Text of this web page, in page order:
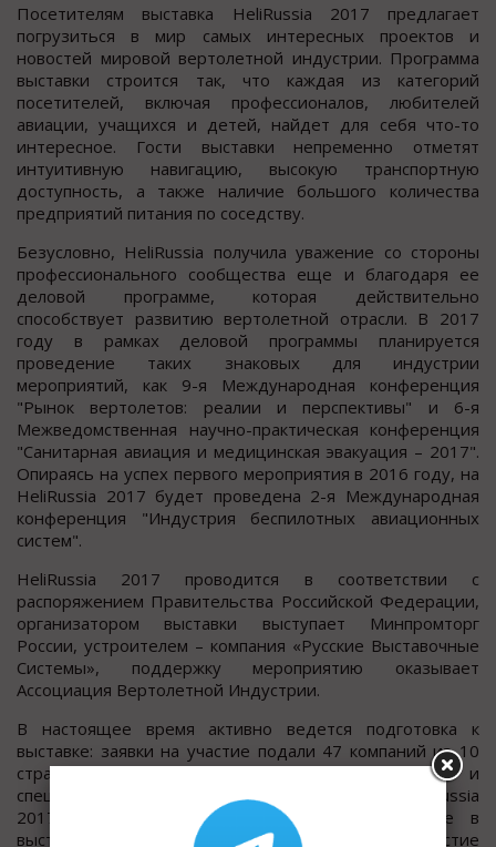
Посетителям выставка HeliRussia 2017 предлагает
погрузиться в мир самых интересных проектов и
новостей мировой вертолетной индустрии. Программа
выставки строится так, что каждая из категорий
посетителей, включая профессионалов, любителей
авиации, учащихся и детей, найдет для себя что-то
интересное. Гости выставки непременно отметят
интуитивную навигацию, высокую транспортную
доступность, а также наличие большого количества
предприятий питания по соседству.
Безусловно, HeliRussia получила уважение со стороны
профессионального сообщества еще и благодаря ее
деловой программе, которая действительно
способствует развитию вертолетной отрасли. В 2017
году в рамках деловой программы планируется
проведение таких знаковых для индустрии
мероприятий, как 9-я Международная конференция
"Рынок вертолетов: реалии и перспективы" и 6-я
Межведомственная научно-практическая конференция
"Санитарная авиация и медицинская эвакуация – 2017".
Опираясь на успех первого мероприятия в 2016 году, на
HeliRussia 2017 будет проведена 2-я Международная
конференция "Индустрия беспилотных авиационных
систем".
HeliRussia 2017 проводится в соответствии с
распоряжением Правительства Российской Федерации,
организатором выставки выступает Минпромторг
России, устроителем – компания «Русские Выставочные
Системы», поддержку мероприятию оказывает
Ассоциация Вертолетной Индустрии.
В настоящее время активно ведется подготовка к
выставке: заявки на участие подали 47 компаний из 10
стран. Чтобы не упустить выгодные условия и
специальные предложения, организаторы HeliRussia
2017 рекомендуют желающим принять участие в
выставке компаниям оформлять участие